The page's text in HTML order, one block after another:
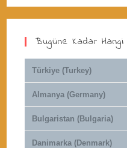
Bugüne Kadar
Türkiye (Turkey)
Almanya (Germany)
Bulgaristan (Bulgaria)
Danimarka (Denmark)